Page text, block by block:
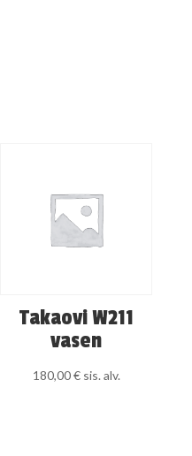
Takaovi W211
vasen
180,00€ sis. alv.